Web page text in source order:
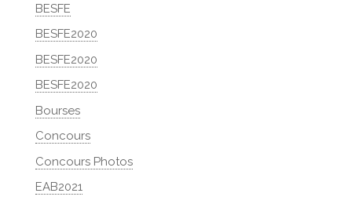
BESFE
BESFE2020
BESFE2020
BESFE2020
Bourses
Concours
Concours Photos
EAB2021